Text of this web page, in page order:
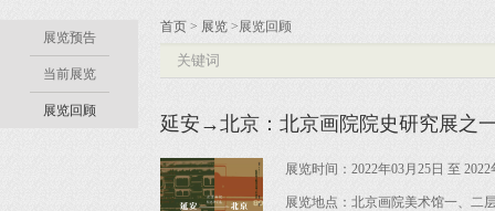
展览预告
当前展览
展览回顾
首页 > 展览 >展览回顾
延安→北京：北京画院院史研究展之
展览时间：2022年03月25日 至 2022
展览地点：北京画院美术馆一、二